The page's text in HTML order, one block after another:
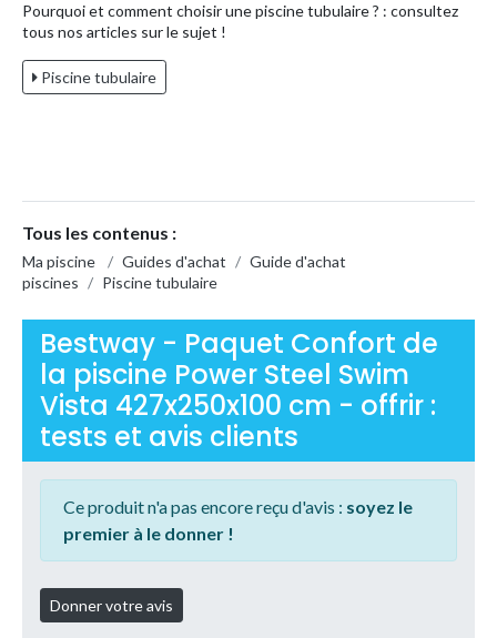
Pourquoi et comment choisir une piscine tubulaire ? : consultez
tous nos articles sur le sujet !
Piscine tubulaire
Tous les contenus :
Ma piscine / Guides d'achat / Guide d'achat
piscines / Piscine tubulaire
Bestway - Paquet Confort de
la piscine Power Steel Swim
Vista 427x250x100 cm - offrir :
tests et avis clients
Ce produit n'a pas encore reçu d'avis : soyez le
premier à le donner !